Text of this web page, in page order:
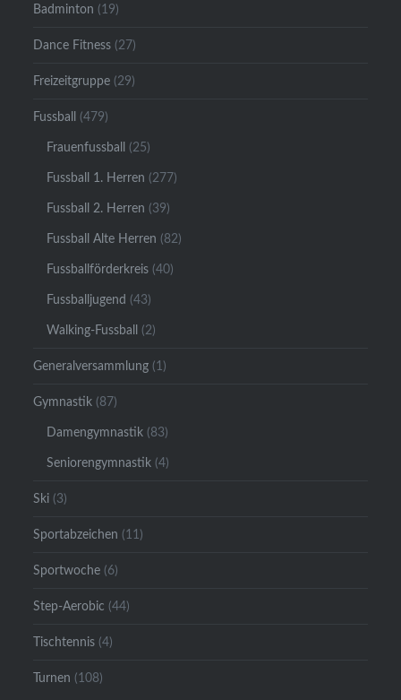
Badminton (19)
Dance Fitness (27)
Freizeitgruppe (29)
Fussball (479)
Frauenfussball (25)
Fussball 1. Herren (277)
Fussball 2. Herren (39)
Fussball Alte Herren (82)
Fussballförderkreis (40)
Fussballjugend (43)
Walking-Fussball (2)
Generalversammlung (1)
Gymnastik (87)
Damengymnastik (83)
Seniorengymnastik (4)
Ski (3)
Sportabzeichen (11)
Sportwoche (6)
Step-Aerobic (44)
Tischtennis (4)
Turnen (108)